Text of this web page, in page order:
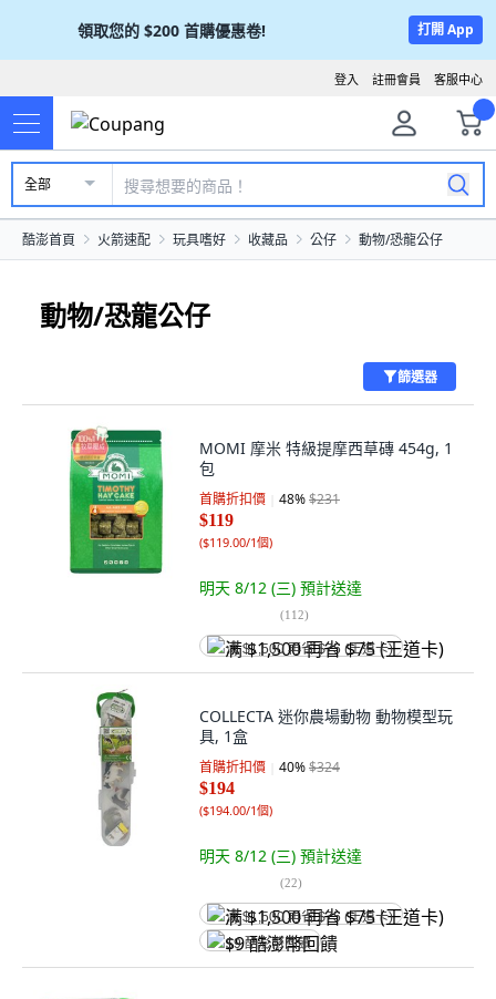
領取您的 $200 首購優惠卷! 打開 App
客服中心
註冊會員
登入
全部
酷澎首頁 火箭速配 玩具嗜好 收藏品 公仔 動物/恐龍公仔
動物/恐龍公仔
篩選器
MOMI 摩米 特級提摩西草磚 454g, 1
包
首購折扣價 48%$231
$119
($119.00/1個)
明天 8/12 (三) 預計送達
(112)
满 $1,500 再省 $75 (王道卡)
COLLECTA 迷你農場動物 動物模型玩
具, 1盒
首購折扣價 40%$324
$194
($194.00/1個)
明天 8/12 (三) 預計送達
(22)
满 $1,500 再省 $75 (王道卡)
$9 酷澎幣回饋